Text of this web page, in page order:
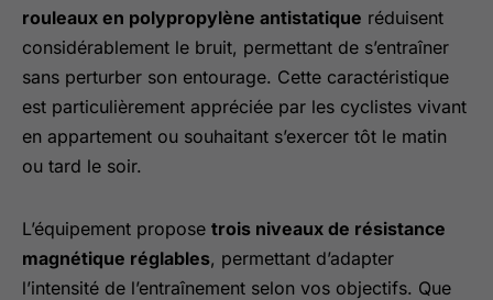
rouleaux en polypropylène antistatique réduisent
considérablement le bruit, permettant de s’entraîner
sans perturber son entourage. Cette caractéristique
est particulièrement appréciée par les cyclistes vivant
en appartement ou souhaitant s’exercer tôt le matin
ou tard le soir.
L’équipement propose trois niveaux de résistance
magnétique réglables, permettant d’adapter
l’intensité de l’entraînement selon vos objectifs. Que